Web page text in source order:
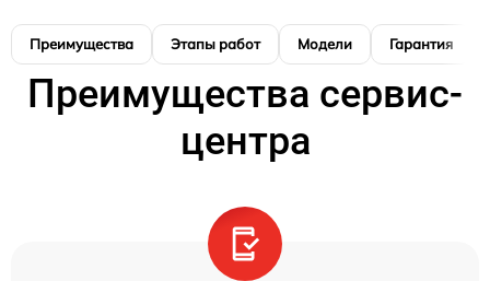
Преимущества Этапы работ Модели Гарантия
Преимущества сервис-
центра